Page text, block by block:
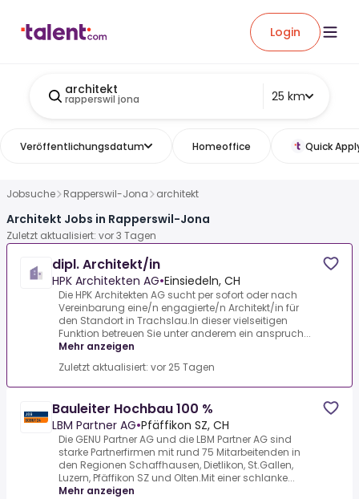
Login
architekt
rapperswil jona 25 km
Veröffentlichungsdatum Homeoffice Quick
Jobsuche Rapperswil-Jona architekt
Architekt Jobs in Rapperswil-Jona
Zuletzt aktualisiert: vor 3 Tagen
dipl. Architekt/in
HPK Architekten AG•Einsiedeln, CH
Die HPK Architekten AG sucht per sofort oder nach
Vereinbarung eine/n engagierte/n Architekt/in für
den Standort in Trachslau.In dieser vielseitigen
Funktion betreuen Sie unter anderem ein anspruch...
Mehr anzeigen
Zuletzt aktualisiert: vor 25 Tagen
Bauleiter Hochbau 100 %
LBM Partner AG•Pfäffikon SZ, CH
Die GENU Partner AG und die LBM Partner AG sind
starke Partnerfirmen mit rund 75 Mitarbeitenden in
den Regionen Schaffhausen, Dietlikon, St.Gallen,
Luzern, Pfäffikon SZ und Olten.Mit einer schlanke...
Mehr anzeigen